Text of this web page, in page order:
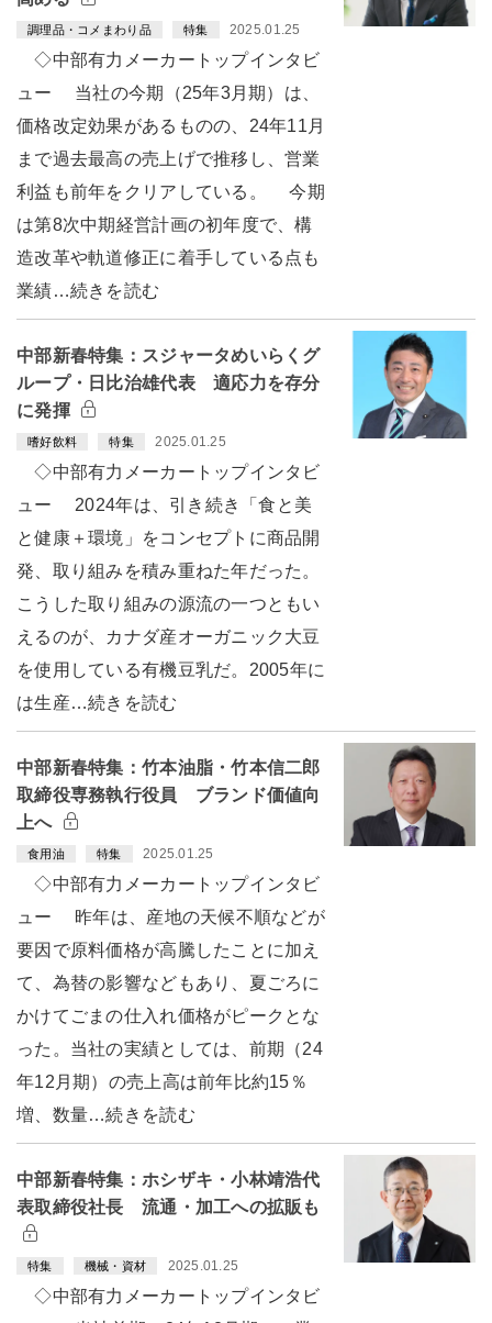
調理品・コメまわり品 特集 2025.01.25
◇中部有力メーカートップインタビ
ュー 当社の今期（25年3月期）は、
価格改定効果があるものの、24年11月
まで過去最高の売上げで推移し、営業
利益も前年をクリアしている。 今期
は第8次中期経営計画の初年度で、構
造改革や軌道修正に着手している点も
業績…続きを読む
中部新春特集：スジャータめいらくグ
ループ・日比治雄代表 適応力を存分
に発揮
嗜好飲料 特集 2025.01.25
◇中部有力メーカートップインタビ
ュー 2024年は、引き続き「食と美
と健康＋環境」をコンセプトに商品開
発、取り組みを積み重ねた年だった。
こうした取り組みの源流の一つともい
えるのが、カナダ産オーガニック大豆
を使用している有機豆乳だ。2005年に
は生産…続きを読む
中部新春特集：竹本油脂・竹本信二郎
取締役専務執行役員 ブランド価値向
上へ
食用油 特集 2025.01.25
◇中部有力メーカートップインタビ
ュー 昨年は、産地の天候不順などが
要因で原料価格が高騰したことに加え
て、為替の影響などもあり、夏ごろに
かけてごまの仕入れ価格がピークとな
った。当社の実績としては、前期（24
年12月期）の売上高は前年比約15％
増、数量…続きを読む
中部新春特集：ホシザキ・小林靖浩代
表取締役社長 流通・加工への拡販も
特集 機械・資材 2025.01.25
◇中部有力メーカートップインタビ